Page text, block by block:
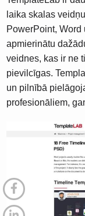
laika skalas
PowerPoint,
apmierinātu
veidnes, kas ir ne
pievilcīgas.
un pilnībā
profesionāliem,